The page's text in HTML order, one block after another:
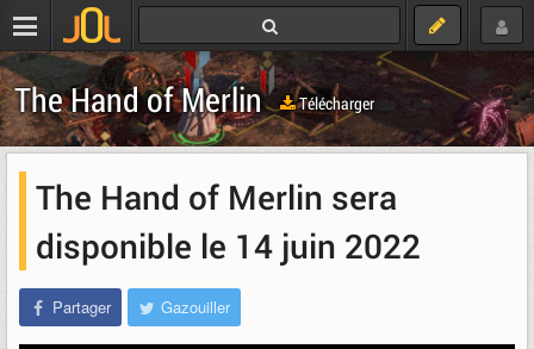
The Hand of Merlin Télécharger
The Hand of Merlin sera
disponible le 14 juin 2022
Partager Gazouiller